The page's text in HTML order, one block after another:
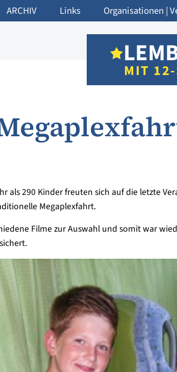
ARCHIV Links Organisationen |
MIT
als 290 Kinder freuten sich auf die letzte
Megaplexfahrt.
Filme zur Auswahl und somit war